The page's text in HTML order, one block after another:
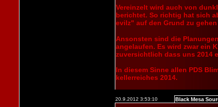
Vereinzelt wird auch von
berichtet. So richtig hat sich
evilz" auf den Grund zu
Ansonsten sind die
angelaufen. Es wird zwar ein
zuversichtlich dass uns 2014
In diesem Sinne allen PDS
kellerreiches 2014.
20.9.2012 3:53:10 Black Mesa